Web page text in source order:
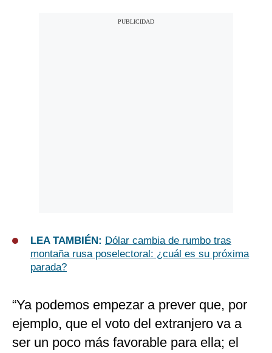
LEA TAMBIÉN: Dólar cambia de rumbo tras
montaña rusa poselectoral: ¿cuál es su próxima
parada?
“Ya podemos empezar a prever que, por
ejemplo, que el voto del extranjero va a
ser un poco más favorable para ella; el